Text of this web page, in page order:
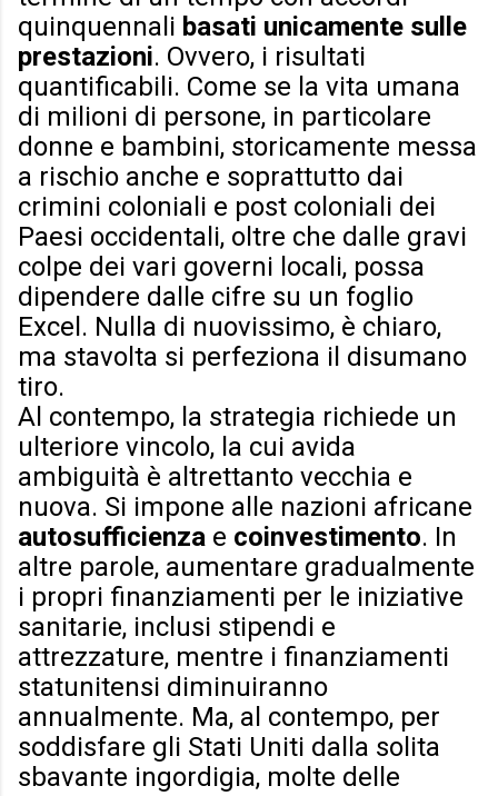
quinquennali basati unicamente sulle
prestazioni. Ovvero, i risultati
quantificabili. Come se la vita umana
di milioni di persone, in particolare
donne e bambini, storicamente messa
a rischio anche e soprattutto dai
crimini coloniali e post coloniali dei
Paesi occidentali, oltre che dalle gravi
colpe dei vari governi locali, possa
dipendere dalle cifre su un foglio
Excel. Nulla di nuovissimo, è chiaro,
ma stavolta si perfeziona il disumano
tiro.
Al contempo, la strategia richiede un
ulteriore vincolo, la cui avida
ambiguità è altrettanto vecchia e
nuova. Si impone alle nazioni africane
autosufficienza e coinvestimento. In
altre parole, aumentare gradualmente
i propri finanziamenti per le iniziative
sanitarie, inclusi stipendi e
attrezzature, mentre i finanziamenti
statunitensi diminuiranno
annualmente. Ma, al contempo, per
soddisfare gli Stati Uniti dalla solita
sbavante ingordigia, molte delle